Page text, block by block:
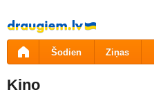
Pāriet
uz
saturu
Šodien Ziņas
Kino